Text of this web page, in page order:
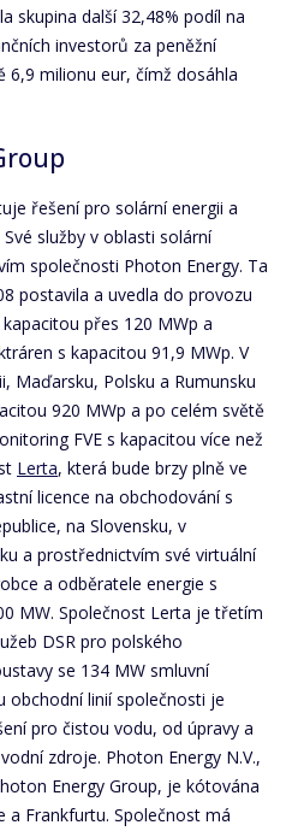
skupina další 32,48% podíl na
investorů za peněžní
6,9 milionu eur, čímž dosáhla
řešení pro solární energii a
služby v oblasti solární
společnosti Photon Energy. Ta
postavila a uvedla do provozu
přes 120 MWp a
s kapacitou 91,9 MWp. V
Maďarsku, Polsku a Rumunsku
920 MWp a po celém světě
FVE s kapacitou více než
Lerta, která bude brzy plně ve
licence na obchodování s
na Slovensku, v
a prostřednictvím své virtuální
a odběratele energie s
MW. Společnost Lerta je třetím
DSR pro polského
se 134 MW smluvní
obchodní linií společnosti je
pro čistou vodu, od úpravy a
zdroje. Photon Energy N.V.,
Energy Group, je kótována
a Frankfurtu. Společnost má